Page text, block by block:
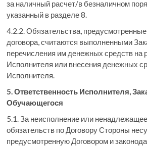
за наличный расчет/в безналичном
указанный в разделе 8.
4.2.2. Обязательства,
договора, считаются выполненными
перечисления им денежных средств на
Исполнителя или внесения денежных
Исполнителя.
5. Ответственность Исполнителя,
Обучающегося
5.1. За неисполнение или
обязательств по Договору Стороны
предусмотренную Договором и